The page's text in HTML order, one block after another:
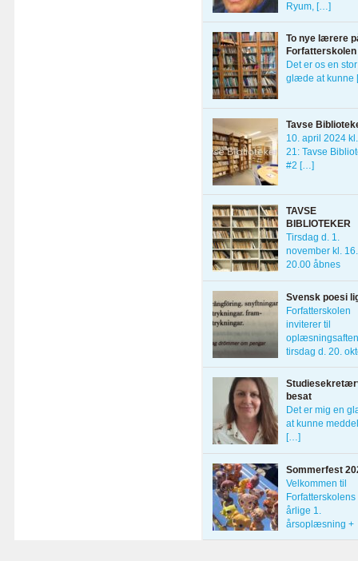
Ryum, […]
To nye lærere
Forfatterskolen
Det er os en stor
glæde at kunne
Tavse
10. april 2024
21: Tavse
#2 […]
TAVSE
BIBLIOTEKER
Tirsdag d. 1.
november kl.
20.00 åbnes
Svensk poesi
Forfatterskolen
inviterer til
oplæsningsaften
tirsdag d. 20.
[…]
besat
Det er mig en
at kunne
[…]
Sommerfest
Velkommen til
Forfatterskolens
årlige 1.
årsoplæsning +
sommerfest […]